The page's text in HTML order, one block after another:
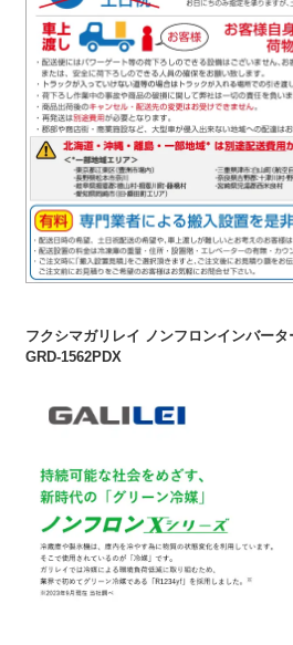
フクシマガリレイ ノンフロンインバー
GRD-1562PDX